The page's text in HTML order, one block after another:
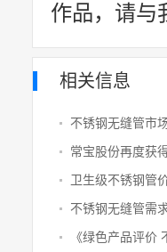
作品，请与
相关信息
常宝股份再度获
《绿色产品评价